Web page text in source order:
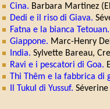
Cina. Barbara Martinez
Dedi e il riso di Giava.
Fatna e la bianca Tetouan.
Giappone. Marc-Henry
India. Sylvette Bareau,
Ravi e i pescatori di Goa.
Thi Thêm e la fabbrica di
Il Tukul di Yussuf.